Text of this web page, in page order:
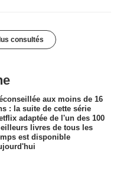
consultés
aux moins de 16
: la suite de cette série
adaptée de l'un des 100
livres de tous les
est disponible